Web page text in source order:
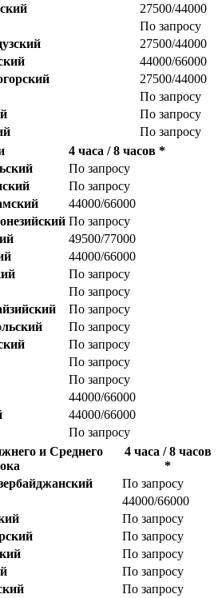
27500/44000
По запросу
27500/44000
44000/66000
27500/44000
По запросу
По запросу
По запросу
4 часа / 8 часов *
По запросу
По запросу
44000/66000
По запросу
49500/77000
44000/66000
По запросу
По запросу
По запросу
По запросу
По запросу
По запросу
По запросу
44000/66000
44000/66000
По запросу
и Среднего
4 часа / 8 часов
*
По запросу
44000/66000
По запросу
По запросу
По запросу
По запросу
По запросу